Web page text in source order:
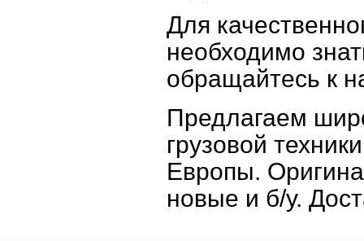
Для
необходимо
обращайтесь к
Предлагаем
грузовой
Европы.
новые и б/у.